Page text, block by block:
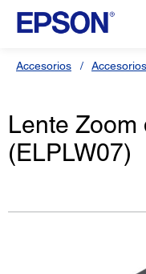
Accesorios
Lente
(ELPLW07)